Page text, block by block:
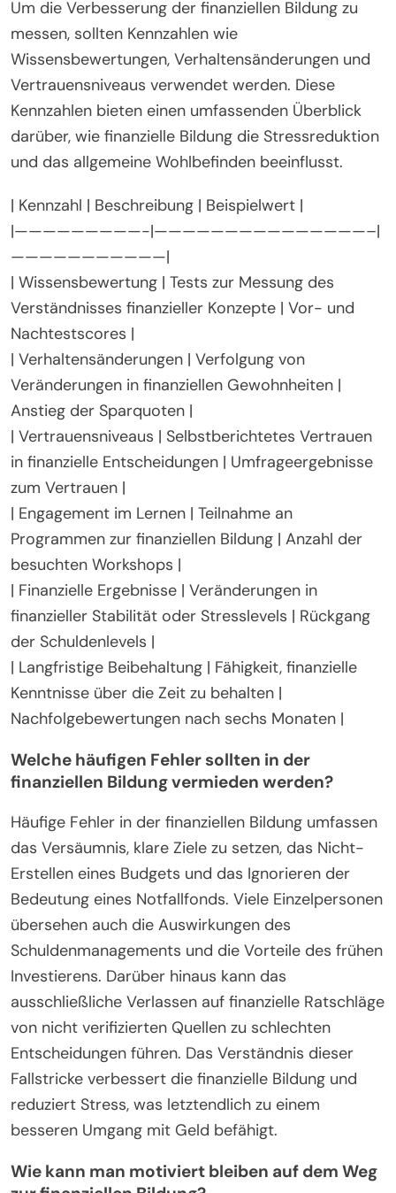
Regelmäßige Bewertungen von Investitionen und
Schulden bieten Einblicke in die allgemeine
finanzielle Gesundheit.
Welche Kennzahlen sollten verwendet werden, um
die Verbesserung der finanziellen Bildung zu
messen?
messen, sollten Kennzahlen wie
Wissensbewertungen, Verhaltensänderungen und
Vertrauensniveaus verwendet werden. Diese
Kennzahlen bieten einen umfassenden Überblick
darüber, wie finanzielle Bildung die Stressreduktion
und das allgemeine Wohlbefinden beeinflusst.
| Kennzahl | Beschreibung | Beispielwert |
|—————————-|———————————————–|
———————————|
| Wissensbewertung | Tests zur Messung des
Verständnisses finanzieller Konzepte | Vor- und
Nachtestscores |
| Verhaltensänderungen | Verfolgung von
Veränderungen in finanziellen Gewohnheiten |
Anstieg der Sparquoten |
| Vertrauensniveaus | Selbstberichtetes Vertrauen
in finanzielle Entscheidungen | Umfrageergebnisse
zum Vertrauen |
| Engagement im Lernen | Teilnahme an
Programmen zur finanziellen Bildung | Anzahl der
| Finanzielle Ergebnisse | Veränderungen in
finanzieller Stabilität oder Stresslevels | Rückgang
der Schuldenlevels |
| Langfristige Beibehaltung | Fähigkeit, finanzielle
Kenntnisse über die Zeit zu behalten |
Nachfolgebewertungen nach sechs Monaten |
Welche häufigen Fehler sollten in der
finanziellen Bildung vermieden werden?
Häufige Fehler in der finanziellen Bildung umfassen
das Versäumnis, klare Ziele zu setzen, das Nicht-
Erstellen eines Budgets und das Ignorieren der
Bedeutung eines Notfallfonds. Viele Einzelpersonen
übersehen auch die Auswirkungen des
Schuldenmanagements und die Vorteile des frühen
ausschließliche Verlassen auf finanzielle Ratschläge